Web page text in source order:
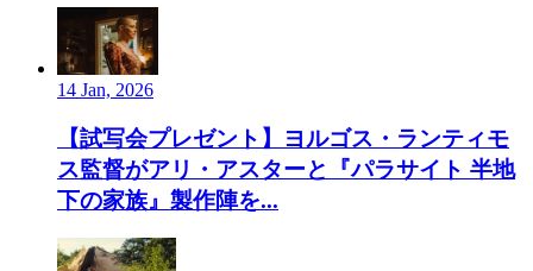
14 Jan, 2026
【試写会プレゼント】ヨルゴス・ランティモ
ス監督がアリ・アスターと『パラサイト 半地
下の家族』製作陣を...